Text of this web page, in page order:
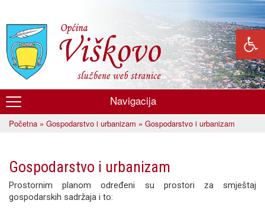
glavni
sadržaj
Općina
Viškovo
Navigacija
Početna » Gospodarstvo i urbanizam » Gospodarstvo i urbanizam
Gospodarstvo i urbanizam
Prostornim planom određeni su prostori za smještaj
gospodarskih sadržaja i to: